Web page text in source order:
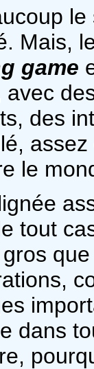
le
Mais,
game
avec
des
le
tout
dans